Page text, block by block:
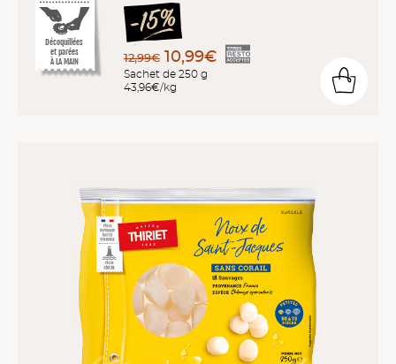
Décoquillées
et parées
À LA MAIN 12,99€ 10,99€
Sachet de 250 g
43,96€/kg